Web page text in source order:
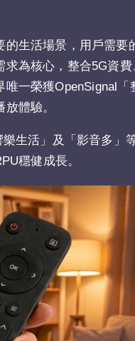
生活場景，用戶需要
為核心，整合5G資
一榮獲OpenSignal
體驗。
生活」及「影音多」
穩健成長。